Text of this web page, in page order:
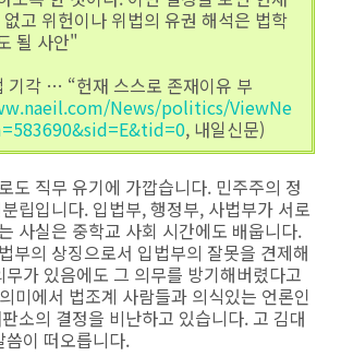
고 위헌이나 위법의 유권 해석은 법학
될 사안"
기각 … “헌재 스스로 존재이유 부
News/politics/ViewNe
, 내일신문)
도 직무 유기에 가깝습니다. 민주주의 정
립입니다. 입법부, 행정부, 사법부가 서로
사실은 중학교 사회 시간에도 배웁니다.
부의 상징으로서 입법부의 잘못을 견제해
가 있음에도 그 의무를 방기해버렸다고
미에서 법조계 사람들과 의식있는 언론인
소의 결정을 비난하고 있습니다. 고 김대
이 떠오릅니다.